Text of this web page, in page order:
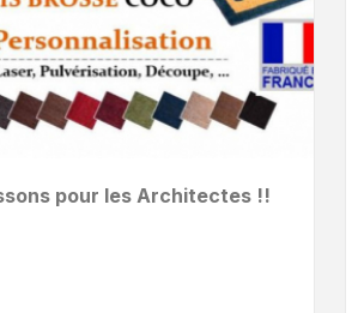
pour les Architectes !!